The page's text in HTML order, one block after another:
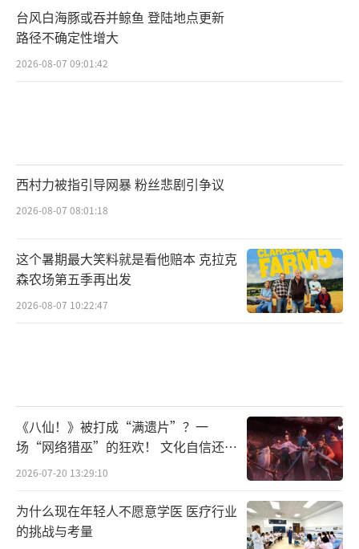
台风白海豚或吞并鲸鱼 登陆地点更新
路径不确定性增大
2026-08-07 09:01:42
西村力被指引导网暴 粉丝悲剧引争议
2026-08-07 08:01:18
这个暑期最大笑料就是看他赔本 克拉克
森农场第五季再出发
2026-08-07 10:22:47
《八仙！》被打成“满遗片”？一
场“网络猎巫”的狂欢！ 文化自信还是
焦虑？
2026-07-20 13:29:10
为什么现在年轻人不愿意学医 医疗行业
的挑战与考量